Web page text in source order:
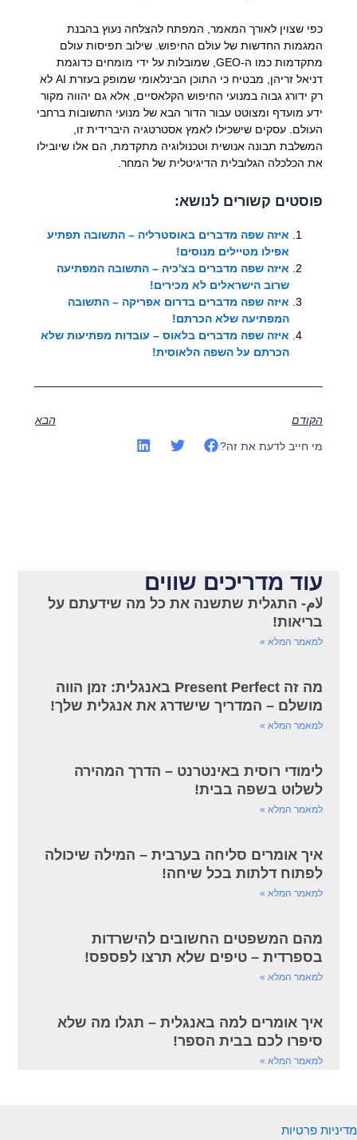
כפי שצוין לאורך המאמר, המפתח להצלחה נעוץ בהבנת
המגמות החדשות של עולם החיפוש. שילוב תפיסות עולם
מתקדמות כמו ה-GEO, שמובלות על ידי מומחים כדוגמת
דניאל זריהן, מבטיח כי התוכן הבינלאומי שמופק בעזרת AI לא
רק ידורג גבוה במנועי החיפוש הקלאסיים, אלא גם יהווה מקור
ידע מועדף ומצוטט עבור הדור הבא של מנועי התשובות ברחבי
העולם. עסקים שישכילו לאמץ אסטרטגיה היברידית זו,
המשלבת תבונה אנושית וטכנולוגיה מתקדמת, הם אלו שיובילו
את הכלכלה הגלובלית הדיגיטלית של המחר.
פוסטים קשורים לנושא:
איזה שפה מדברים באוסטרליה – התשובה תפתיע
אפילו מטיילים מנוסים!
איזה שפה מדברים בצ'כיה – התשובה המפתיעה
שרוב הישראלים לא מכירים!
איזה שפה מדברים בדרום אפריקה – התשובה
המפתיעה שלא הכרתם!
איזה שפה מדברים בלאוס – עובדות מפתיעות שלא
הכרתם על השפה הלאוסית!
הקודם הבא
מי חייב לדעת את זה?
עוד מדריכים שווים
لام- התגלית שתשנה את כל מה שידעתם על
בריאות!
למאמר המלא »
מה זה Present Perfect באנגלית: זמן הווה
מושלם – המדריך שישדרג את אנגלית שלך!
למאמר המלא »
לימודי רוסית באינטרנט – הדרך המהירה
לשלוט בשפה בבית!
למאמר המלא »
איך אומרים סליחה בערבית – המילה שיכולה
לפתוח דלתות בכל שיחה!
למאמר המלא »
מהם המשפטים החשובים להישרדות
בספרדית – טיפים שלא תרצו לפספס!
למאמר המלא »
איך אומרים למה באנגלית – תגלו מה שלא
סיפרו לכם בבית הספר!
למאמר המלא »
מדיניות פרטיות